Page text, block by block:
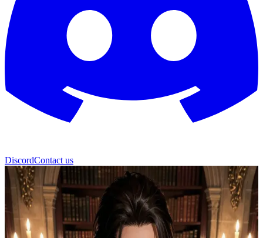
DiscordContact us